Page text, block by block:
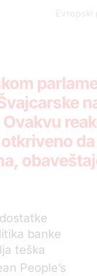
Evropski
banke
teška
People’s